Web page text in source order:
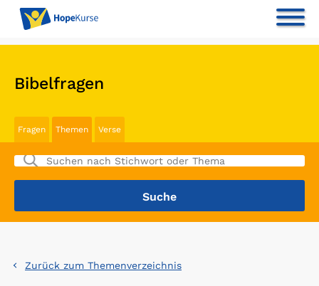
Bibelfragen
Fragen Themen Verse
Zurück zum Themenverzeichnis